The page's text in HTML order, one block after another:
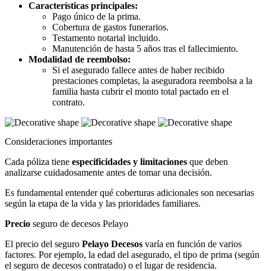
Características principales:
Pago único de la prima.
Cobertura de gastos funerarios.
Testamento notarial incluido.
Manutención de hasta 5 años tras el fallecimiento.
Modalidad de reembolso:
Si el asegurado fallece antes de haber recibido
prestaciones completas, la aseguradora reembolsa a la
familia hasta cubrir el monto total pactado en el
contrato.
Consideraciones importantes
Cada póliza tiene especificidades y limitaciones que deben
analizarse cuidadosamente antes de tomar una decisión.
Es fundamental entender qué coberturas adicionales son necesarias
según la etapa de la vida y las prioridades familiares.
Precio seguro de decesos Pelayo
El precio del seguro Pelayo Decesos varía en función de varios
factores. Por ejemplo, la edad del asegurado, el tipo de prima (según
el seguro de decesos contratado) o el lugar de residencia.